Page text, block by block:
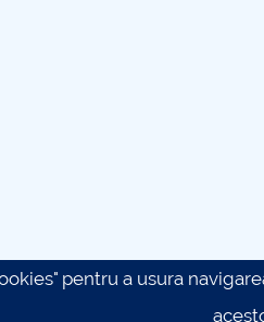
pentru a usura